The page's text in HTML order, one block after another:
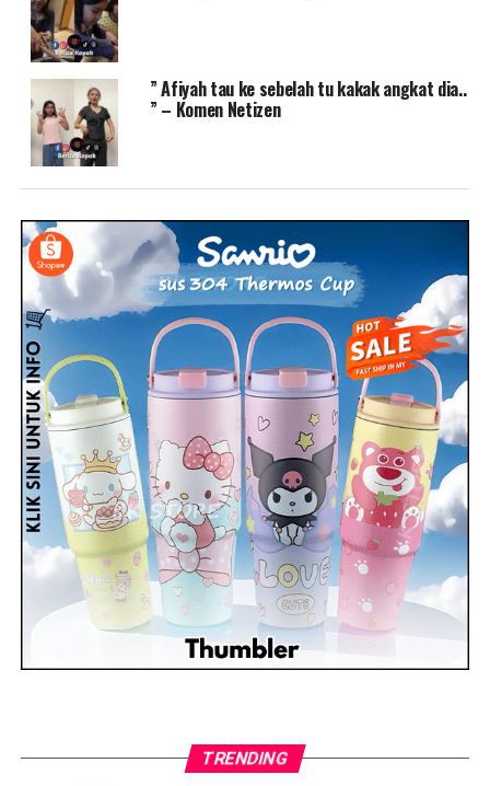
” Afiyah tau ke sebelah tu kakak angkat dia..
” – Komen Netizen
TRENDING